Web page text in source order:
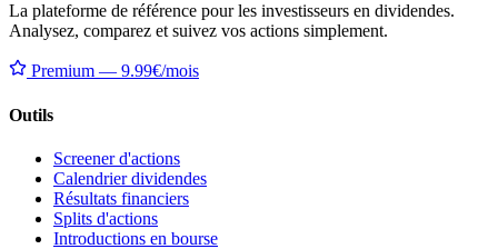
La plateforme de référence pour les investisseurs en dividendes.
Analysez, comparez et suivez vos actions simplement.
Premium — 9.99€/mois
Outils
Screener d'actions
Calendrier dividendes
Résultats financiers
Splits d'actions
Introductions en bourse